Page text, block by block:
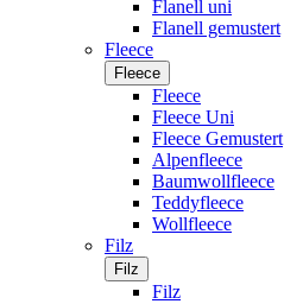
Flanell uni
Flanell gemustert
Fleece
Fleece
Fleece
Fleece Uni
Fleece Gemustert
Alpenfleece
Baumwollfleece
Teddyfleece
Wollfleece
Filz
Filz
Filz